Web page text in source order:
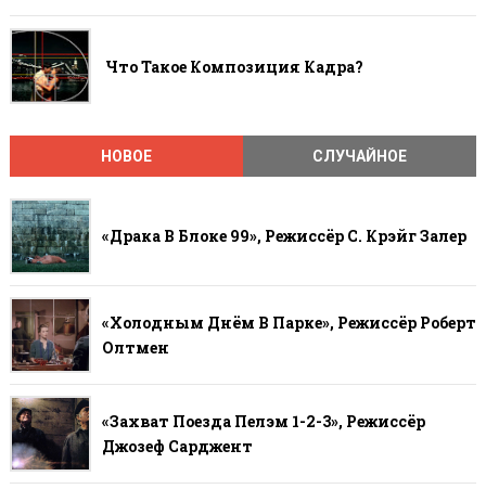
Что Такое Композиция Кадра?
НОВОЕ СЛУЧАЙНОЕ
«Драка В Блоке 99», Режиссёр С. Крэйг Залер
«Холодным Днём В Парке», Режиссёр Роберт
Олтмен
«Захват Поезда Пелэм 1-2-3», Режиссёр
Джозеф Сарджент